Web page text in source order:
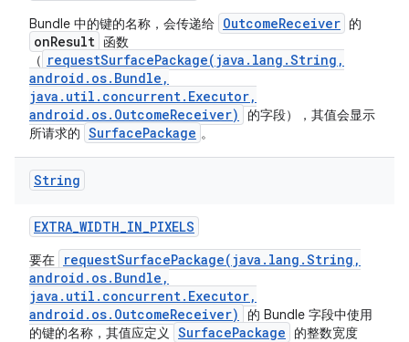
Bundle 中的键的名称，会传递给 OutcomeReceiver 的
onResult 函数
（ requestSurfacePackage(java.lang.String,
android.os.Bundle,
java.util.concurrent.Executor,
android.os.OutcomeReceiver)
的字段），其值会显示
所请求的 SurfacePackage 。
String
EXTRA_WIDTH_IN_PIXELS
要在
requestSurfacePackage(java.lang.String,
android.os.Bundle,
java.util.concurrent.Executor,
android.os.OutcomeReceiver)
的 Bundle 字段中使用
的键的名称，其值应定义
SurfacePackage
的整数宽度